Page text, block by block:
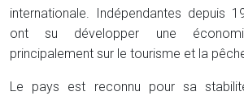
internationale. Indépendantes depuis
ont su développer une
principalement sur le tourisme et la
Le pays est reconnu pour sa